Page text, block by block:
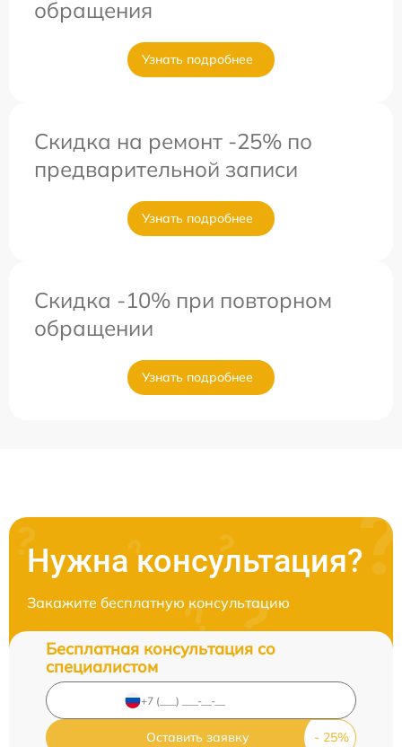
обращения
Узнать подробнее
Скидка на ремонт -25% по
предварительной записи
Узнать подробнее
Скидка -10% при повторном
обращении
Узнать подробнее
Нужна консультация?
Закажите бесплатную консультацию
Бесплатная консультация со
специалистом
Оставить заявку